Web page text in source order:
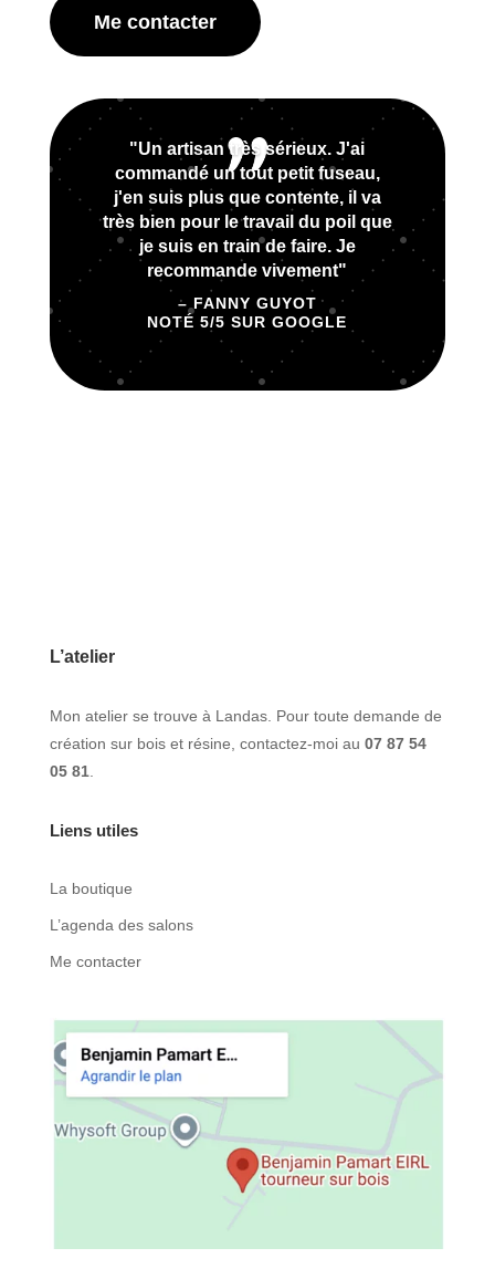
Me contacter
"Un artisan très sérieux. J'ai
commandé un tout petit fuseau,
j'en suis plus que contente, il va
très bien pour le travail du poil que
je suis en train de faire. Je
recommande vivement"
– FANNY GUYOT
NOTÉ 5/5 SUR GOOGLE
L’atelier
Mon atelier se trouve à Landas. Pour toute demande de
création sur bois et résine, contactez-moi au 07 87 54
05 81.
Liens utiles
La boutique
L’agenda des salons
Me contacter